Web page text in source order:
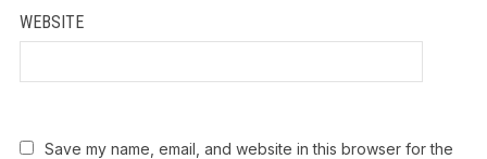
WEBSITE
Save my name, email, and website in this browser for the